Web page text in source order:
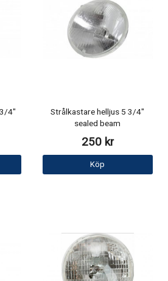
4"
Strålkastare helljus 5 3/4"
sealed beam
250 kr
Köp